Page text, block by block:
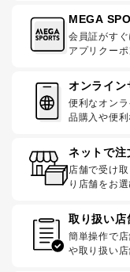
MEGA
会員証がすぐ
アプリクー
オンライン
便利なオン
品購入や便利
ネットで注
店舗で受け
り店舗をお選
取り扱い店
簡単操作で
や取り扱い店